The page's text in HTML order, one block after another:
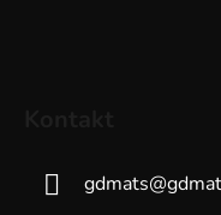
gdmats@